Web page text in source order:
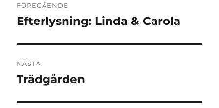
FÖREGÅENDE
Föregående
Efterlysning: Linda & Carola
NÄSTA
Nästa
Trädgården